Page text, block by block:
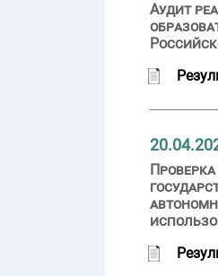
Аудит